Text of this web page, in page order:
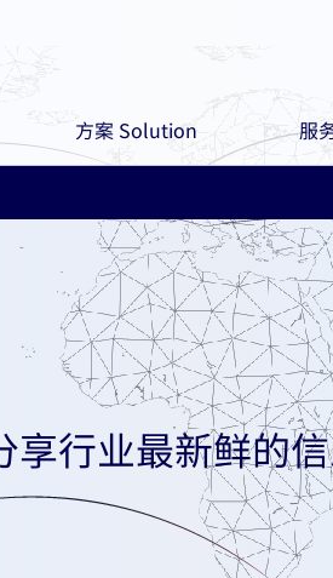
方案 Solution 服
享行业最新鲜的